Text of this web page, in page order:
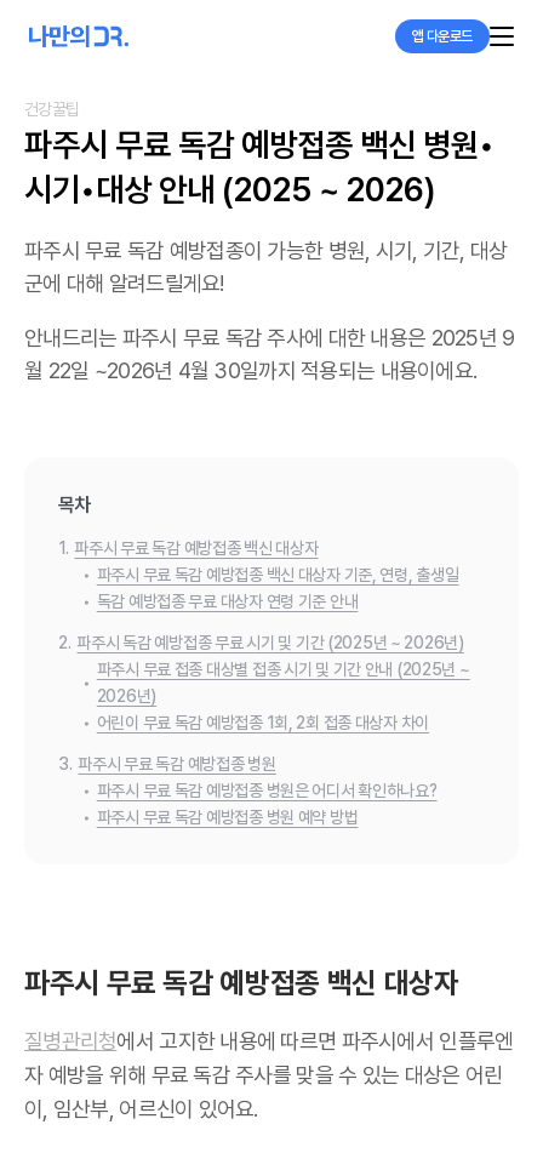
앱 다운로드
건강꿀팁
파주시 무료 독감 예방접종 백신 병원•
시기•대상 안내 (2025 ~ 2026)
파주시 무료 독감 예방접종이 가능한 병원, 시기, 기간, 대상
군에 대해 알려드릴게요!
안내드리는 파주시 무료 독감 주사에 대한 내용은 2025년 9
월 22일 ~2026년 4월 30일까지 적용되는 내용이에요.
목차
1. 파주시 무료 독감 예방접종 백신 대상자
• 파주시 무료 독감 예방접종 백신 대상자 기준, 연령, 출생일
• 독감 예방접종 무료 대상자 연령 기준 안내
2. 파주시 독감 예방접종 무료 시기 및 기간 (2025년 ~ 2026년)
•
파주시 무료 접종 대상별 접종 시기 및 기간 안내 (2025년 ~
2026년)
• 어린이 무료 독감 예방접종 1회, 2회 접종 대상자 차이
3. 파주시 무료 독감 예방접종 병원
• 파주시 무료 독감 예방접종 병원은 어디서 확인하나요?
• 파주시 무료 독감 예방접종 병원 예약 방법
파주시 무료 독감 예방접종 백신 대상자
질병관리청에서 고지한 내용에 따르면 파주시에서 인플루엔
자 예방을 위해 무료 독감 주사를 맞을 수 있는 대상은 어린
이, 임산부, 어르신이 있어요.